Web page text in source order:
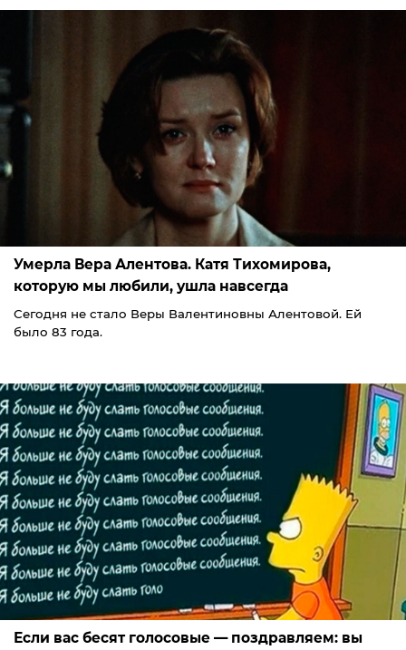
Умерла Вера Алентова. Катя Тихомирова,
которую мы любили, ушла навсегда
Сегодня не стало Веры Валентиновны Алентовой. Ей
было 83 года.
Если вас бесят голосовые — поздравляем: вы